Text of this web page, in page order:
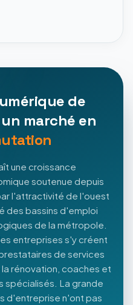
de
marché en
une croissance
soutenue depuis
l'attractivité de l'ouest
des bassins d'emploi
de la métropole.
entreprises s'y créent
de services
rénovation, coaches et
spécialisés. La grande
d'entreprise n'ont pas